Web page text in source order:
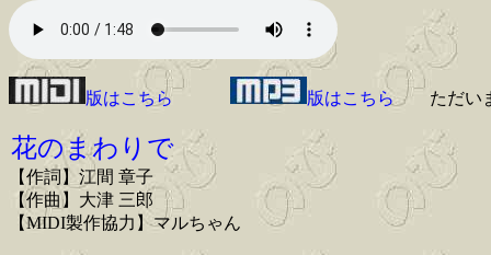
版はこちら 版はこちらただい
花のまわりで
【作詞】江間 章子
【作曲】大津 三郎
【MIDI製作協力】マルちゃん